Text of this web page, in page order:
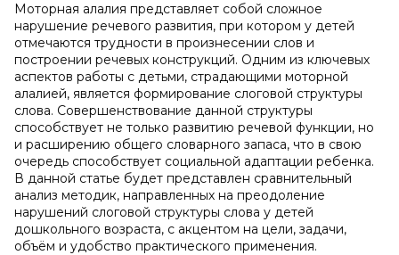
Моторная алалия представляет собой сложное
нарушение речевого развития, при котором у детей
отмечаются трудности в произнесении слов и
построении речевых конструкций. Одним из ключевых
аспектов работы с детьми, страдающими моторной
алалией, является формирование слоговой структуры
слова. Совершенствование данной структуры
способствует не только развитию речевой функции, но
и расширению общего словарного запаса, что в свою
очередь способствует социальной адаптации ребенка.
В данной статье будет представлен сравнительный
анализ методик, направленных на преодоление
нарушений слоговой структуры слова у детей
дошкольного возраста, с акцентом на цели, задачи,
объём и удобство практического применения.